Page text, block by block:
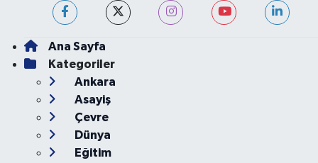
Ana Sayfa
Kategoriler
Ankara
Asayiş
Çevre
Dünya
Eğitim